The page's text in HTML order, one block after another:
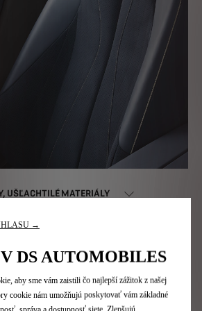
UŠĽACHTILÉ MATERIÁLY
→
DS AUTOMOBILES
aby sme vám zaistili čo najlepší zážitok z našej
cookie nám umožňujú poskytovať vám základné